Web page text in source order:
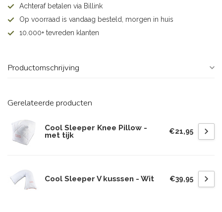
Achteraf betalen via Billink
Op voorraad is vandaag besteld, morgen in huis
10.000+ tevreden klanten
Productomschrijving
Gerelateerde producten
Cool Sleeper Knee Pillow -
met tijk
€21,95
Cool Sleeper V kusssen - Wit €39,95